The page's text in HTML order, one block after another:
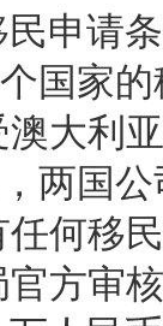
申请
国家
大利
两国
何移
方审